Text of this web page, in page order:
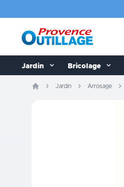
Jardin Bricolage
Jardin Arrosage